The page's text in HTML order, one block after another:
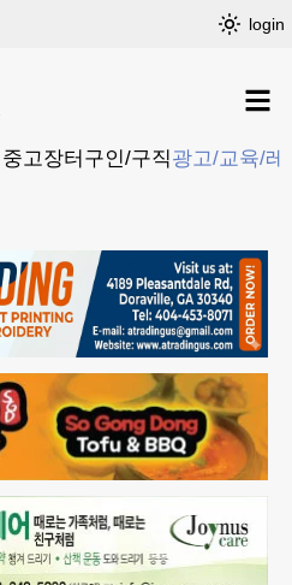
login
중고장터 구인/구직광고/교육/레